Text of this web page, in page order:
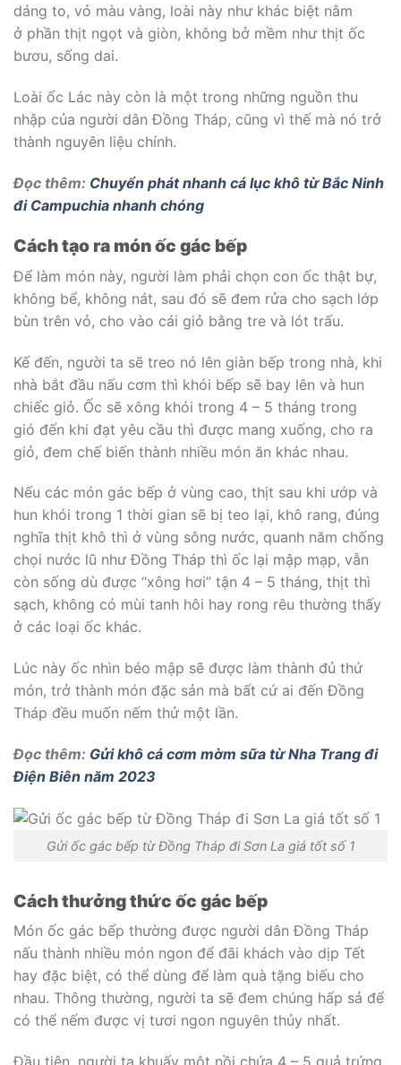
dáng to, vỏ màu vàng, loài này như khác biệt nằm
ở phần thịt ngọt và giòn, không bở mềm như thịt ốc
bươu, sống dai.
Loài ốc Lác này còn là một trong những nguồn thu
nhập của người dân Đồng Tháp, cũng vì thế mà nó trở
thành nguyên liệu chính.
Đọc thêm: Chuyển phát nhanh cá lục khô từ Bắc Ninh
đi Campuchia nhanh chóng
Cách tạo ra món ốc gác bếp
Để làm món này, người làm phải chọn con ốc thật bự,
không bể, không nát, sau đó sẽ đem rửa cho sạch lớp
bùn trên vỏ, cho vào cái giỏ bằng tre và lót trấu.
Kế đến, người ta sẽ treo nó lên giàn bếp trong nhà, khi
nhà bắt đầu nấu cơm thì khói bếp sẽ bay lên và hun
chiếc giỏ. Ốc sẽ xông khói trong 4 – 5 tháng trong
gió đến khi đạt yêu cầu thì được mang xuống, cho ra
giỏ, đem chế biến thành nhiều món ăn khác nhau.
Nếu các món gác bếp ở vùng cao, thịt sau khi ướp và
hun khói trong 1 thời gian sẽ bị teo lại, khô rang, đúng
nghĩa thịt khô thì ở vùng sông nước, quanh năm chống
chọi nước lũ như Đồng Tháp thì ốc lại mập mạp, vẫn
còn sống dù được “xông hơi” tận 4 – 5 tháng, thịt thì
sạch, không có mùi tanh hôi hay rong rêu thường thấy
ở các loại ốc khác.
Lúc này ốc nhìn béo mập sẽ được làm thành đủ thứ
món, trở thành món đặc sản mà bất cứ ai đến Đồng
Tháp đều muốn nếm thử một lần.
Đọc thêm: Gửi khô cá cơm mờm sữa từ Nha Trang đi
Điện Biên năm 2023
Gửi ốc gác bếp từ Đồng Tháp đi Sơn La giá tốt số 1
Cách thưởng thức ốc gác bếp
Món ốc gác bếp thường được người dân Đồng Tháp
nấu thành nhiều món ngon để đãi khách vào dịp Tết
hay đặc biệt, có thể dùng để làm quà tặng biếu cho
nhau. Thông thường, người ta sẽ đem chúng hấp sả để
có thể nếm được vị tươi ngon nguyên thủy nhất.
Đầu tiên, người ta khuấy một nồi chứa 4 – 5 quả trứng